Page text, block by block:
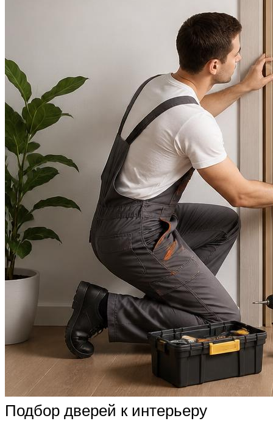
Подбор дверей к интерьеру